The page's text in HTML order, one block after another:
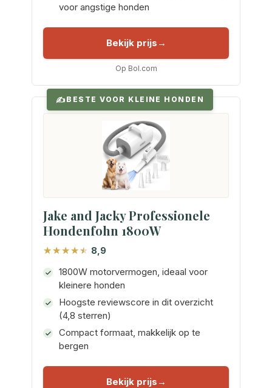
voor angstige honden
Bekijk prijs
Op Bol.com
BESTE VOOR KLEINE HONDEN
Jake and Jacky Professionele
Hondenfohn 1800W
8,9
1800W motorvermogen, ideaal voor
kleinere honden
Hoogste reviewscore in dit overzicht
(4,8 sterren)
Compact formaat, makkelijk op te
bergen
Bekijk prijs